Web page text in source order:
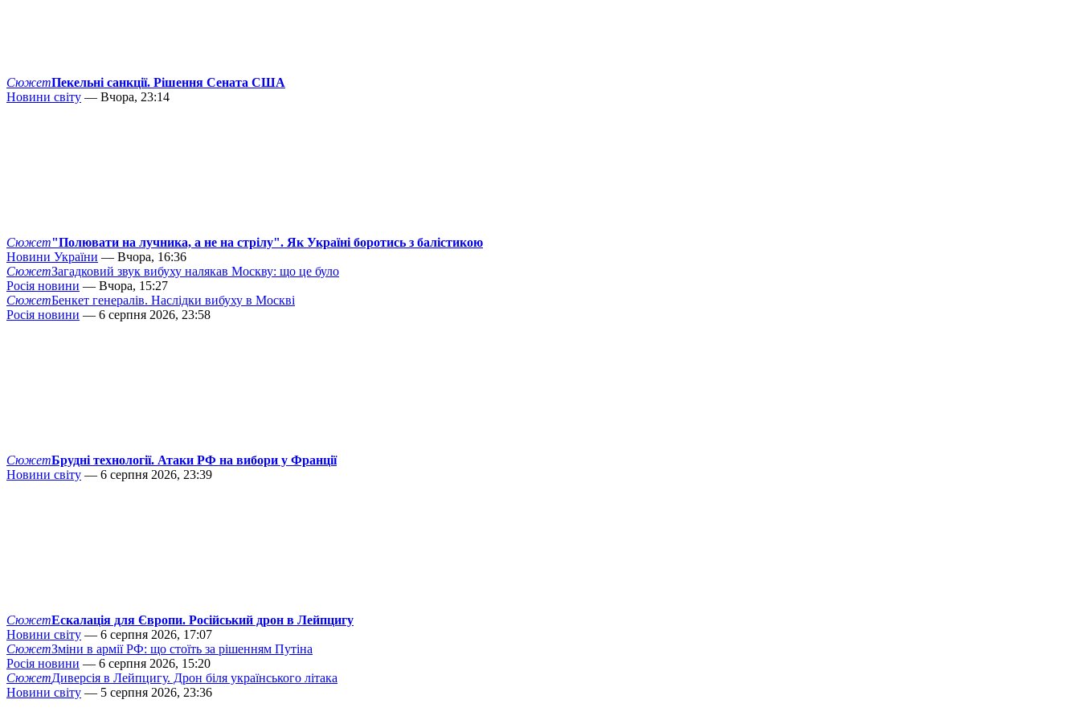
СюжетПекельні санкції. Рішення Сената США
Новини світу — Вчора, 23:14
Сюжет"Полювати на лучника, а не на стрілу". Як Україні боротись з балістикою
Новини України — Вчора, 16:36
СюжетЗагадковий звук вибуху налякав Москву: що це було
Росія новини — Вчора, 15:27
СюжетБенкет генералів. Наслідки вибуху в Москві
Росія новини — 6 серпня 2026, 23:58
СюжетБрудні технології. Атаки РФ на вибори у Франції
Новини світу — 6 серпня 2026, 23:39
СюжетЕскалація для Європи. Російський дрон в Лейпцигу
Новини світу — 6 серпня 2026, 17:07
СюжетЗміни в армії РФ: що стоїть за рішенням Путіна
Росія новини — 6 серпня 2026, 15:20
СюжетДиверсія в Лейпцигу. Дрон біля українського літака
Новини світу — 5 серпня 2026, 23:36